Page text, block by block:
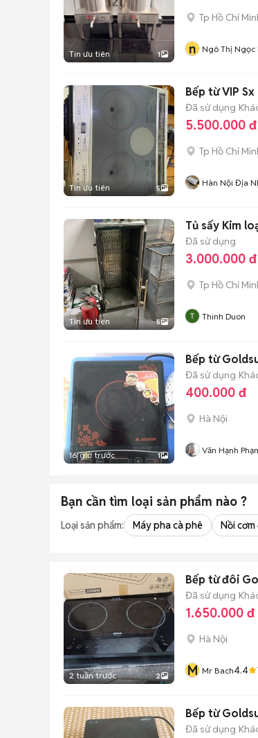
Tin ưu tiên 1
Tp Hồ Chí
n Ngô Thị Ngọc
Tin ưu tiên 5
Đã sử dụng
5.500.000 đ
Tp Hồ Chí
Hàn Nội Địa
Tin ưu tiên 5
Tủ sấy Kim
Đã sử dụng
3.000.000 đ
Tp Hồ Chí
Thinh Duon
16 giờ trước 1
Bếp từ
Đã sử dụng
400.000 đ
Hà Nội
Văn Hạnh
Bạn cần tìm loại sản phẩm nào ?
Loại sản phẩm: Máy pha cà phê Nồi
2 tuần trước 2
Bếp từ đôi
Đã sử dụng
1.650.000 đ
Hà Nội
M Mr Bach4.4
Bếp từ
Đã sử dụng